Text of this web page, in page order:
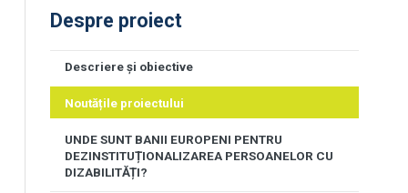
Despre proiect
Descriere și obiective
Noutățile proiectului
UNDE SUNT BANII EUROPENI PENTRU
DEZINSTITUȚIONALIZAREA PERSOANELOR CU
DIZABILITĂȚI?